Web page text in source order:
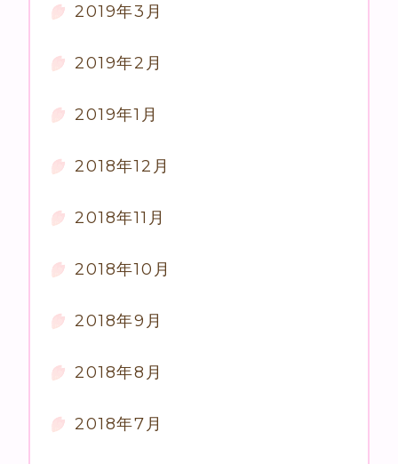
2019年3月
2019年2月
2019年1月
2018年12月
2018年11月
2018年10月
2018年9月
2018年8月
2018年7月